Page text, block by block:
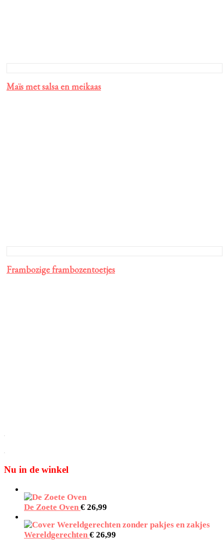
Maïs met salsa en meikaas
Frambozige frambozentoetjes
Nu in de winkel
De Zoete Oven € 26,99
Wereldgerechten € 26,99